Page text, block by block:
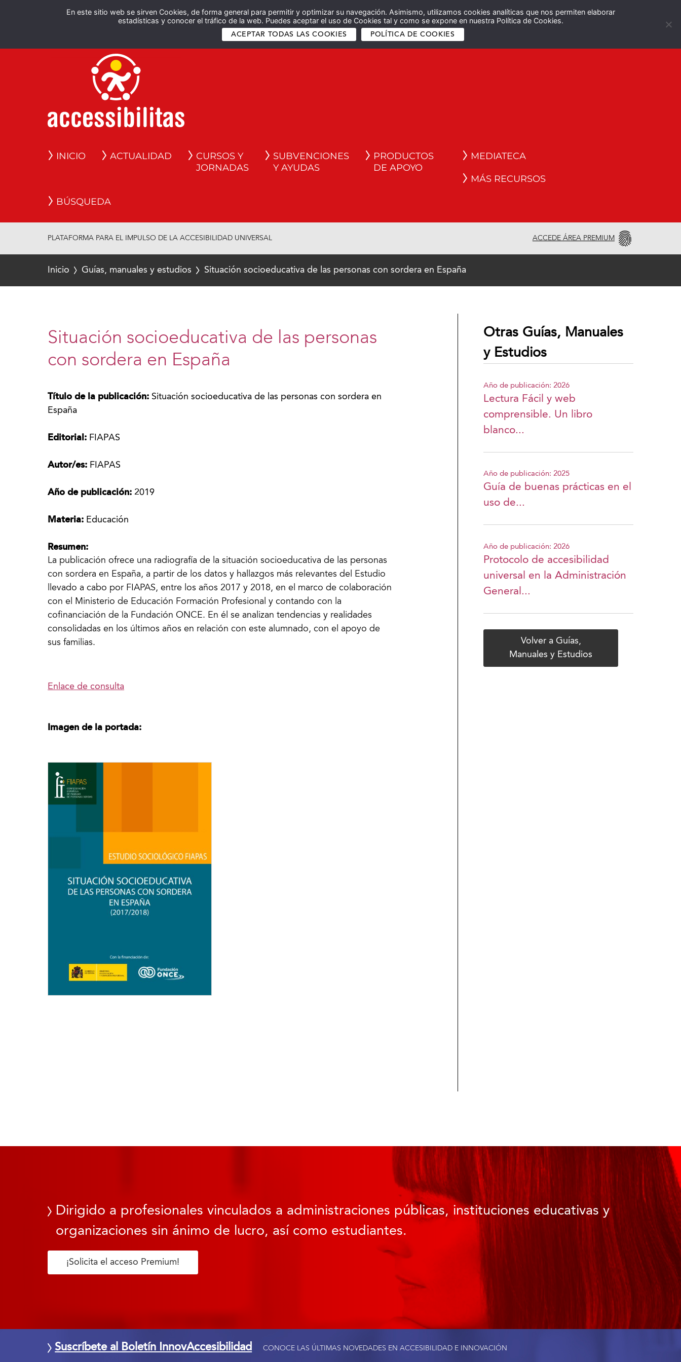
En este sitio web se sirven Cookies, de forma general para permitir y optimizar su navegación. Asimismo, utilizamos cookies analíticas que nos permiten elaborar
estadísticas y conocer el tráfico de la web. Puedes aceptar el uso de Cookies tal y como se expone en nuestra Política de Cookies.
ACEPTAR TODAS LAS COOKIES POLÍTICA DE COOKIES
Español English
INICIO ACTUALIDAD
CURSOS Y
JORNADAS
SUBVENCIONES
Y AYUDAS
PRODUCTOS
DE APOYO
MEDIATECA
MÁS RECURSOS
BÚSQUEDA
PLATAFORMA PARA EL IMPULSO DE LA ACCESIBILIDAD UNIVERSAL ACCEDE ÁREA PREMIUM
Inicio Guías, manuales y estudios Situación socioeducativa de las personas con sordera en España
Situación socioeducativa de las personas
con sordera en España
Título de la publicación: Situación socioeducativa de las personas con sordera en
España
Editorial: FIAPAS
Autor/es: FIAPAS
Año de publicación: 2019
Materia: Educación
Resumen:
La publicación ofrece una radiografía de la situación socioeducativa de las personas
con sordera en España, a partir de los datos y hallazgos más relevantes del Estudio
llevado a cabo por FIAPAS, entre los años 2017 y 2018, en el marco de colaboración
con el Ministerio de Educación Formación Profesional y contando con la
cofinanciación de la Fundación ONCE. En él se analizan tendencias y realidades
consolidadas en los últimos años en relación con este alumnado, con el apoyo de
sus familias.
Enlace de consulta
Imagen de la portada:
Otras Guías, Manuales
y Estudios
Año de publicación: 2026
Lectura Fácil y web
comprensible. Un libro
blanco...
Año de publicación: 2025
Guía de buenas prácticas en el
uso de...
Año de publicación: 2026
Protocolo de accesibilidad
universal en la Administración
General...
Volver a Guías,
Manuales y Estudios
Dirigido a profesionales vinculados a administraciones públicas, instituciones educativas y
organizaciones sin ánimo de lucro, así como estudiantes.
¡Solicita el acceso Premium!
Suscríbete al Boletín InnovAccesibilidad CONOCE LAS ÚLTIMAS NOVEDADES EN ACCESIBILIDAD E INNOVACIÓN